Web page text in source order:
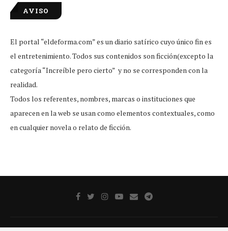
AVISO
El portal “eldeforma.com” es un diario satírico cuyo único fin es
el entretenimiento. Todos sus contenidos son ficción(excepto la
categoría “Increíble pero cierto” y no se corresponden con la
realidad.
Todos los referentes, nombres, marcas o instituciones que
aparecen en la web se usan como elementos contextuales, como
en cualquier novela o relato de ficción.